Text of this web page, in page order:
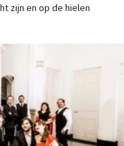
zijn en op de hielen